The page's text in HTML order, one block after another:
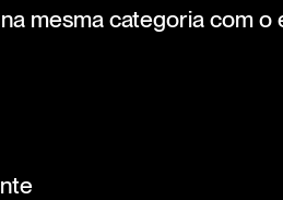
mesma categoria com o